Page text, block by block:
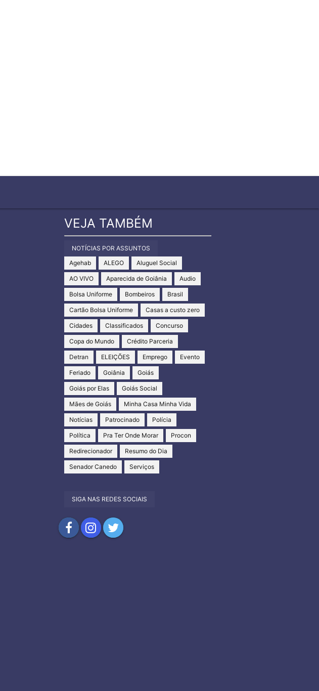
VEJA TAMBÉM
NOTÍCIAS POR ASSUNTOS
Agehab
ALEGO Aluguel Social
AO VIVO Aparecida de Goiânia Audio
Bolsa Uniforme Bombeiros Brasil
Cartão Bolsa Uniforme Casas a custo zero
Cidades Classificados Concurso
Copa do Mundo Crédito Parceria
Detran ELEIÇÕES Emprego Evento
Feriado Goiânia Goiás
Goiás por Elas Goiás Social
Mães de Goiás Minha Casa Minha Vida
Notícias Patrocinado Polícia
Política Pra Ter Onde Morar Procon
Redirecionador Resumo do Dia
Senador Canedo Serviços
SIGA NAS REDES SOCIAIS